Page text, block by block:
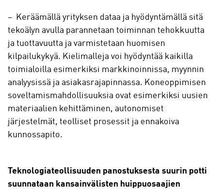
– Keräämällä yrityksen dataa ja hyödyntämällä sitä
tekoälyn avulla parannetaan toiminnan tehokkuutta
ja tuottavuutta ja varmistetaan huomisen
kilpailukykyä. Kielimalleja voi hyödyntää kaikilla
toimialoilla esimerkiksi markkinoinnissa, myynnin
analyysissä ja asiakasrajapinnassa. Koneoppimisen
soveltamismahdollisuuksia ovat esimerkiksi uusien
materiaalien kehittäminen, autonomiset
järjestelmät, teolliset prosessit ja ennakoiva
kunnossapito.
Teknologiateollisuuden panostuksesta suurin potti
suunnataan kansainvälisten huippuosaajien